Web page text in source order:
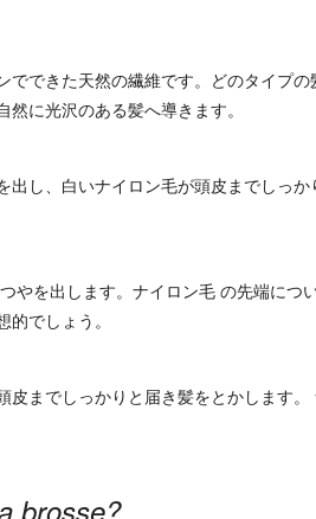
でできた天然の繊維です。どのタイプ
に光沢のある髪へ導きます。
出し、白いナイロン毛が頭皮までしっ
やを出します。ナイロン毛 の先端につ
でしょう。
皮までしっかりと届き髪をとかします
brosse?